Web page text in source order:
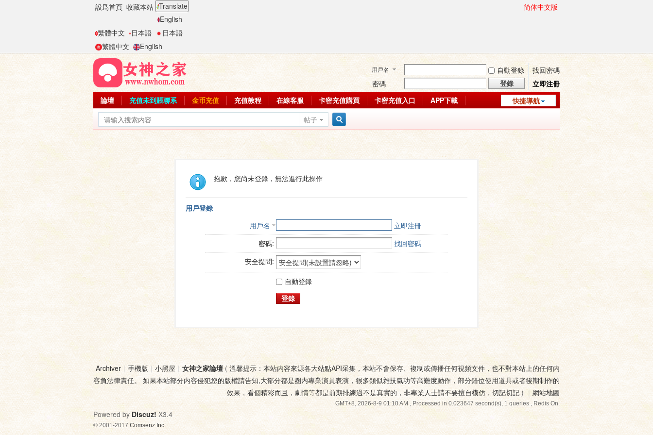
設爲首頁 收藏本站 Translate
English
繁體中文
日本語
日本語
繁體中文
English
简体中文版
用戶名 自動登錄
找回密碼
密碼
登錄
立即注冊
快捷導航
論壇 充值未到賬聯系 金币充值 充值教程 在線客服 卡密充值購買 卡密充值入口
APP下載
帖子
抱歉，您尚未登錄，無法進行此操作
用戶登錄
用戶名
立即注冊
密碼:
找回密碼
安全提問:
自動登錄
登錄
Archiver | 手機版 | 小黑屋 | 女神之家論壇( 溫馨提示：本站内容來源各大站點API采集，本站不會保存、複制或傳播任何視頻文件，也不對本站上的任何内
容負法律責任。 如果本站部分内容侵犯您的版權請告知,大部分都是圈内專業演員表演，很多類似雜技氣功等高難度動作，部分錯位使用道具或者後期制作的
效果，看個精彩而且，劇情等都是前期排練過不是真實的，非專業人士請不要擅自模仿，切記切記 ) | 網站地圖
GMT+8, 2026-8-9 01:10 AM, Processed in 0.023647 second(s), 1 queries , Redis On.
Powered by Discuz! X3.4
© 2001-2017 Comsenz Inc.